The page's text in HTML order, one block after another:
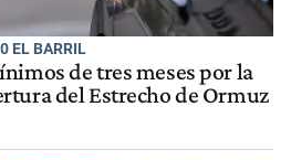
EL BARRIL
de tres meses por la
del Estrecho de Ormuz